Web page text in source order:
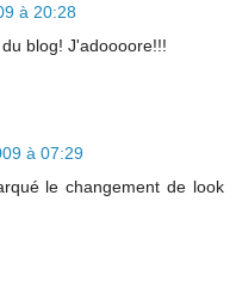
à 20:28
blog! J'adoooore!!!
à 07:29
le changement de look